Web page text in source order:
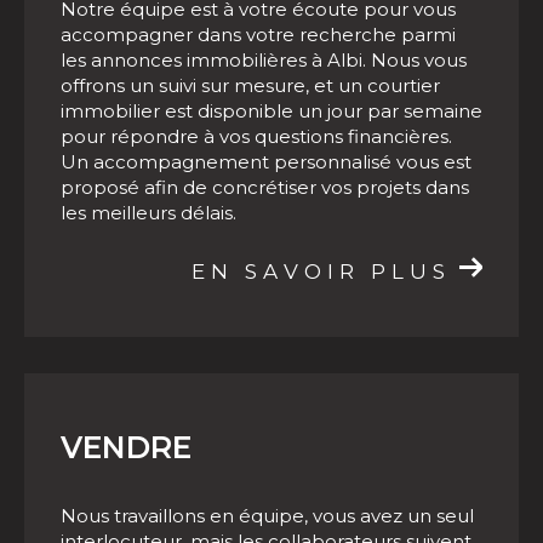
Faire estimer son bien immobilier à Albi
et ses environs
De nombreuses raisons peuvent vous pousser
à solliciter une estimation immobilière, la plus
notable étant la vente d'une propriété. Nos
agents ont une excellente connaissance du
Contacter notre agence
immobilière à Albi et sa région
Notre équipe est à votre écoute pour vous
accompagner dans votre recherche parmi
les annonces immobilières à Albi. Nous vous
offrons un suivi sur mesure, et un courtier
immobilier est disponible un jour par semaine
pour répondre à vos questions financières.
Un accompagnement personnalisé vous est
proposé afin de concrétiser vos projets dans
les meilleurs délais.
EN SAVOIR PLUS
VENDRE
Nous travaillons en équipe, vous avez un seul